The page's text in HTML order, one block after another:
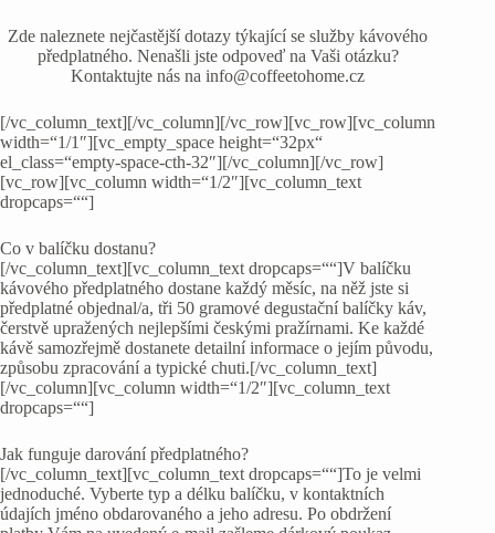
Zde naleznete nejčastější dotazy týkající se služby kávového
předplatného. Nenašli jste odpoveď na Vaši otázku?
Kontaktujte nás na info@coffeetohome.cz
[/vc_column_text][/vc_column][/vc_row][vc_row][vc_column
width=“1/1″][vc_empty_space height=“32px“
el_class=“empty-space-cth-32″][/vc_column][/vc_row]
[vc_row][vc_column width=“1/2″][vc_column_text
dropcaps=““]
Co v balíčku dostanu?
[/vc_column_text][vc_column_text dropcaps=““]V balíčku
kávového předplatného dostane každý měsíc, na něž jste si
předplatné objednal/a, tři 50 gramové degustační balíčky káv,
čerstvě upražených nejlepšími českými pražírnami. Ke každé
kávě samozřejmě dostanete detailní informace o jejím původu,
způsobu zpracování a typické chuti.[/vc_column_text]
[/vc_column][vc_column width=“1/2″][vc_column_text
dropcaps=““]
Jak funguje darování předplatného?
[/vc_column_text][vc_column_text dropcaps=““]To je velmi
jednoduché. Vyberte typ a délku balíčku, v kontaktních
údajích jméno obdarovaného a jeho adresu. Po obdržení